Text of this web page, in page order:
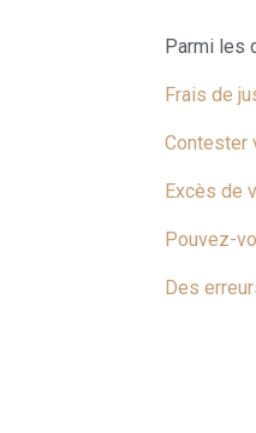
Parmi les
Frais de
Contester
Excès de
Pouvez-
Des